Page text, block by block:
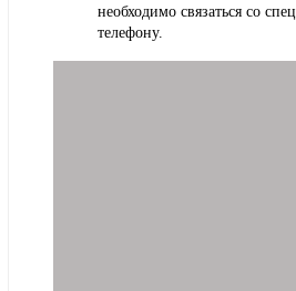
необходимо связаться со
телефону.